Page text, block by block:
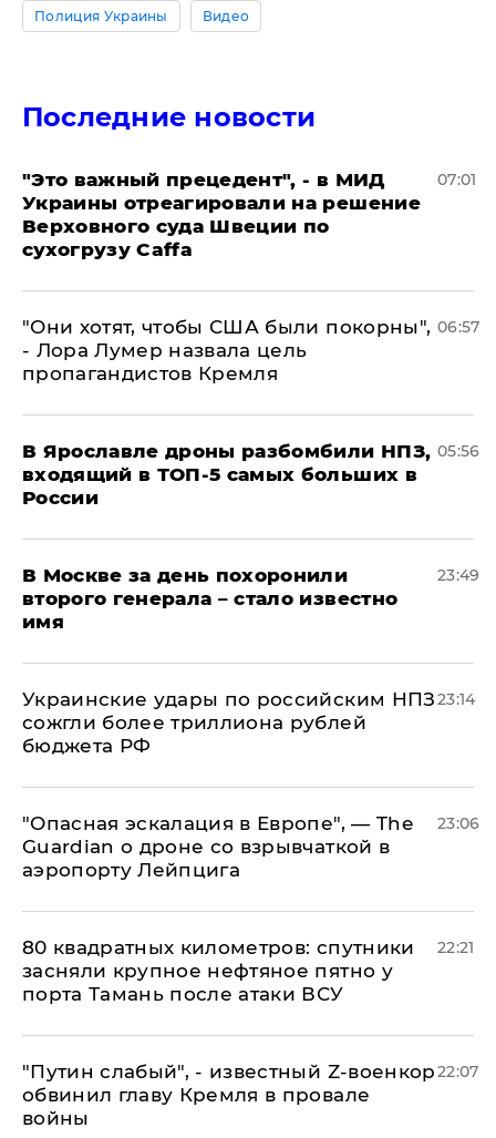
Полиция Украины Видео
Последние новости
"Это важный прецедент", - в МИД
Украины отреагировали на решение
Верховного суда Швеции по
сухогрузу Caffa
07:01
"Они хотят, чтобы США были покорны",
- Лора Лумер назвала цель
пропагандистов Кремля
06:57
В Ярославле дроны разбомбили НПЗ,
входящий в ТОП-5 самых больших в
России
05:56
В Москве за день похоронили
второго генерала – стало известно
имя
23:49
Украинские удары по российским НПЗ
сожгли более триллиона рублей
бюджета РФ
23:14
"Опасная эскалация в Европе", — The
Guardian о дроне со взрывчаткой в
аэропорту Лейпцига
23:06
80 квадратных километров: спутники
засняли крупное нефтяное пятно у
порта Тамань после атаки ВСУ
22:21
​"Путин слабый", - известный Z-военкор
обвинил главу Кремля в провале
войны
22:07